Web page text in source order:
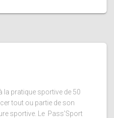
la pratique sportive de 50
tout ou partie de son
sportive. Le Pass’Sport